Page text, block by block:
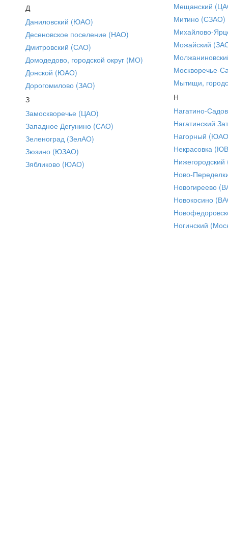
Д
Даниловский (ЮАО)
Десеновское поселение (НАО)
Дмитровский (САО)
Домодедово, городской округ (МО)
Донской (ЮАО)
Дорогомилово (ЗАО)
З
Замоскворечье (ЦАО)
Западное Дегунино (САО)
Зеленоград (ЗелАО)
Зюзино (ЮЗАО)
Зябликово (ЮАО)
Мещанский
Митино (СЗАО)
Михайлово-
Можайский
Москворечье-
Мытищи,
Н
Нагатино-
Нагатинский
Нагорный
Некрасовка
Ново-
Новогиреево
Новокосино
Ногинский